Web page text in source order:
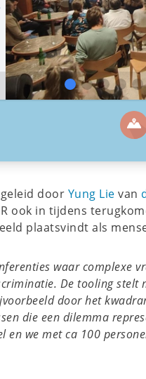
door Yung Lie van
ook in tijdens
plaatsvindt als
waar complexe
De tooling
door het
die een dilemma
we met ca 100